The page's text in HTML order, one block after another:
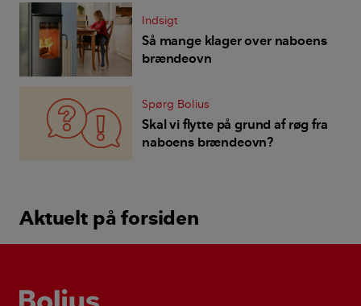
Indsigt
Så mange klager over naboens
brændeovn
Spørg Bolius
Skal vi flytte på grund af røg fra
naboens brændeovn?
Aktuelt på forsiden
Bolius